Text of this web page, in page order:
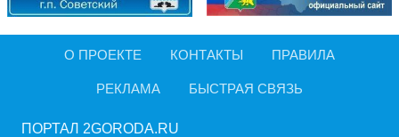
О ПРОЕКТЕ КОНТАКТЫ ПРАВИЛА
РЕКЛАМА БЫСТРАЯ СВЯЗЬ
ПОРТАЛ 2GORODA.RU